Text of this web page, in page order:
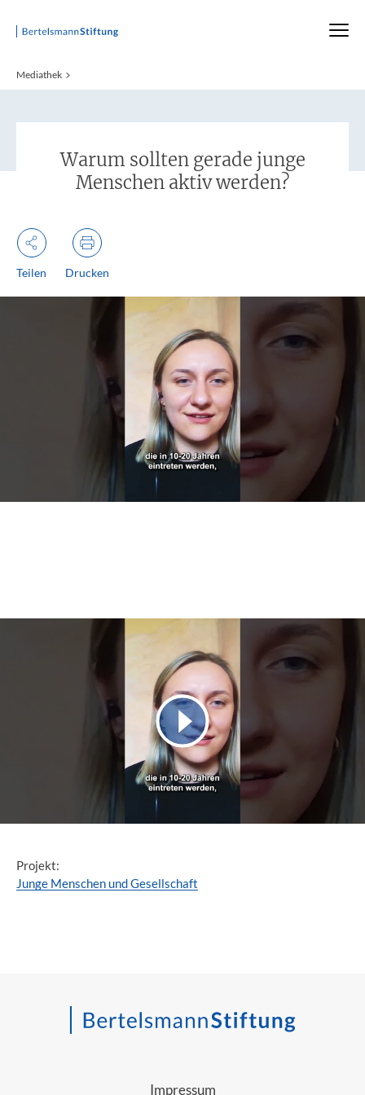
Startseite
Mediathek
:
Warum sollten gerade junge
Menschen aktiv werden?
Teilen Drucken
Projekt:
Junge Menschen und Gesellschaft
Impressum